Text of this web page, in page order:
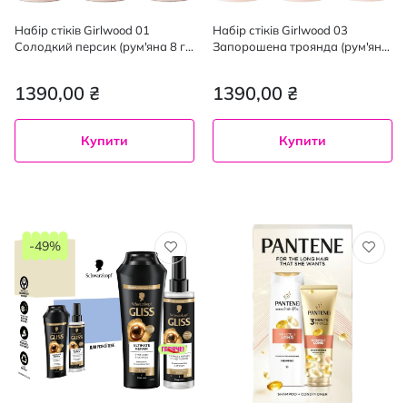
Набір стіків Girlwood 01
Солодкий персик (рум'яна 8 г
1390,00 ₴
Купити
Набір стіків Girlwood 03
Запорошена троянда (рум'яна
1390,00 ₴
Купити
-49%